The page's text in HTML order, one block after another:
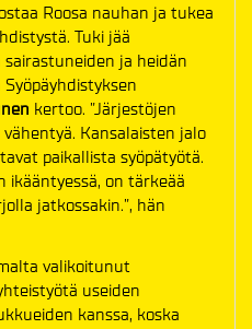
Roosa nauhan ja tukea
Tuki jää
sairastuneiden ja heidän
Syöpäyhdistyksen
kertoo. ”Järjestöjen
Kansalaisten jalo
paikallista syöpätyötä.
ikääntyessä, on tärkeää
jatkossakin.”, hän
valikoitunut
useiden
kanssa, koska